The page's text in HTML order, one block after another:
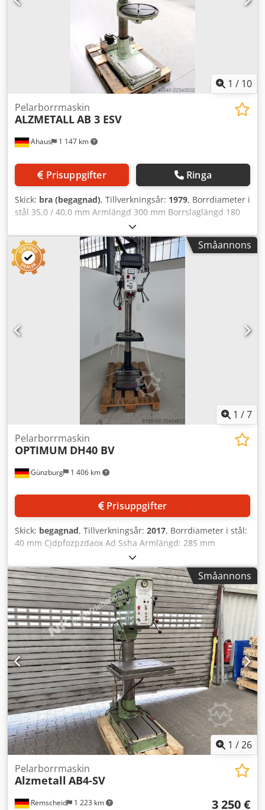
1 / 10
Ahaus 1 147 km
Pelarborrmaskin
ALZMETALLAB 3 ESV
Prisuppgifter Ringa
Skick: bra (begagnad), Tillverkningsår: 1979, Borrdiameter i
stål 35,0 / 40,0 mm Armlängd 300 mm Borrslaglängd 180
mm Varvtal 110–1450 varv/min Bordsdiameter Ø 455 mm
Pelardiameter 155 mm Matningshastighet 0,1 / 0,2 / 0,3
m/min Spindelkona MK 4 Motorstyrka 1,5 kW Vikt 450 kg
Mått L-B-H 800 x 650 x 1850 mm Utrustning: - robust
pelarborrmaskin (kilrem) - automatisk spindelmata -
steglös hastighetsreglering - justerbart borrdjupsstopp -
runt maskinbord med T-spår * höjdjusterbart med
handvev Chedpozl E Tkjfx Ad Sja * roterbart -
nödstoppsknapp fram - kylsystem med separat behållare -
bruksanvisning
Småannons
1 /7
Günzburg 1 406 km
Pelarborrmaskin
OPTIMUM DH40 BV
Prisuppgifter
Skick: begagnad, Tillverkningsår: 2017, Borrdiameter i stål:
40 mm Cjdpfozpzdaox Ad Ssha Armlängd: 285 mm
Borrslag: 160 mm Spindelhastighet: 150–2 000 varv/min
Spindelkon: MK4 Pelardiameter: 115 mm Total effektbehov:
1,5/2,2 kW Maskinvikt: ca 275 kg Utrymmesbehov: ca
1000x700x1900 mm
Småannons
1 /26
Remscheid 1 223 km
Pelarborrmaskin
Alzmetall AB4-SV
3 250 €